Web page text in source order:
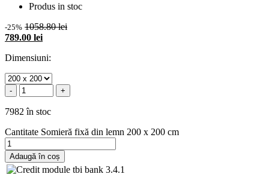
Produs in stoc
-25% 1058.80 lei
789.00 lei
Dimensiuni:
- +
7982 în stoc
Cantitate Somieră fixă din lemn 200 x 200 cm
Adaugă în coș